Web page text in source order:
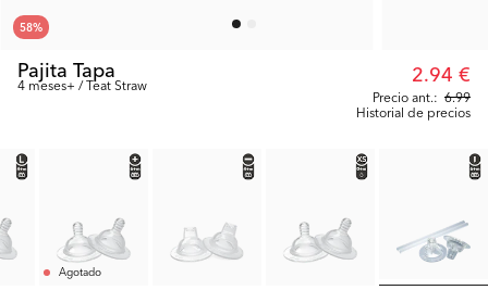
58%
Pajita Tapa
4 meses+ / Teat Straw
Precio ant.: 6.99
2.94 €
Historial de precios
Agotado